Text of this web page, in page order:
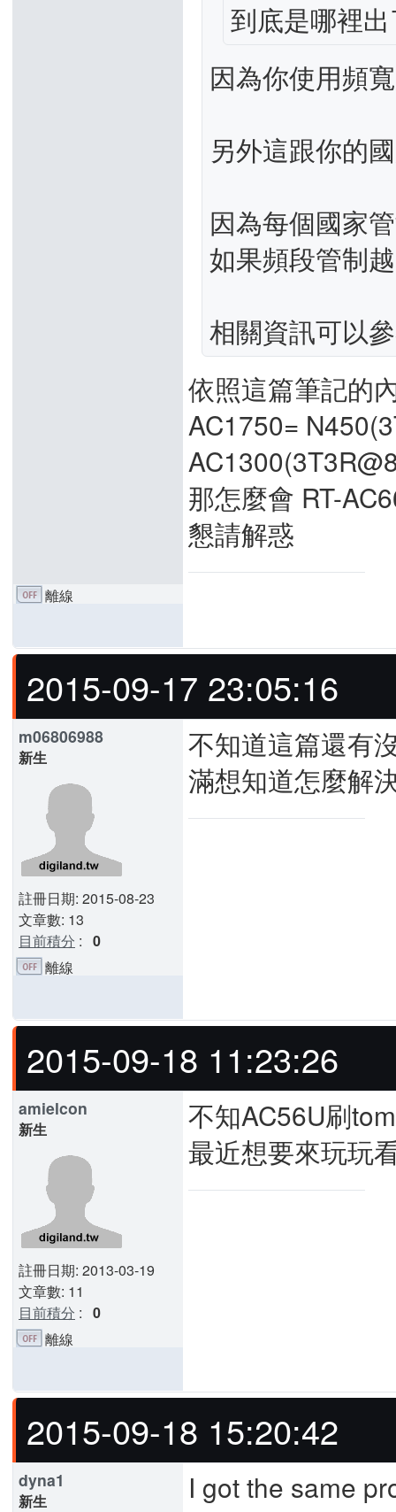
到底是哪裡
因為你使用頻
另外這跟你的
因為每個國家
如果頻段管制
相關資訊可以
依照這篇筆記的
AC1750=
那怎麼會 RT-
懇請解惑
離線
2015-09-17 23:05:16
m06806988
新生
註冊日期: 2015-08-23
文章數: 13
目前積分 : 0
不知道這篇還有
滿想知道怎麼解
離線
2015-09-18 11:23:26
amielcon
新生
註冊日期: 2013-03-19
文章數: 11
目前積分 : 0
不知AC56U刷
最近想要來玩玩
離線
2015-09-18 15:20:42
dyna1
新生 I got the same